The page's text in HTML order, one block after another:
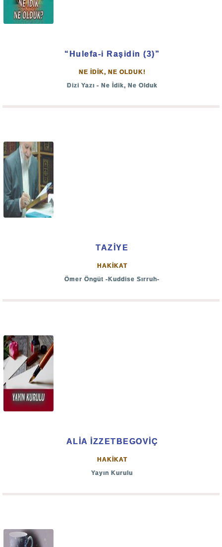
Nitekim Abdullah bin Ömer -radiyallahu anhümâ-dan
Hadis-i şerif’lerinde şöyle buyurmuştur:
“Kıyamet alâmetleri bir tek ipe dizilmiş boncuklar
Allah'a emanet olunuz.
Bâki esselamü aleyküm ve rahmetullah...
“Hulefa-i Raşidin (3)”
NE İDİK, NE OLDUK!
Dizi Yazı - Ne İdik, Ne Olduk
TAZİYE
HAKİKAT
Ömer Öngüt -Kuddise Sırruh-
ALİA İZZETBEGOVİÇ
HAKİKAT
Yayın Kurulu